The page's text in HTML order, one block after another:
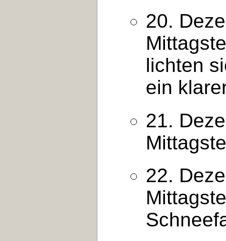
20.
lichten
ein
21.
22.